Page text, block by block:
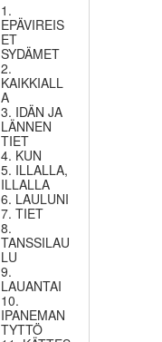
1.
EPÄVIREIS
ET
SYDÄMET
2.
KAIKKIALL
A
3. IDÄN JA
LÄNNEN
TIET
4. KUN
5. ILLALLA,
ILLALLA
6. LAULUNI
7. TIET
8.
TANSSILAU
LU
9.
LAUANTAI
10.
IPANEMAN
TYTTÖ